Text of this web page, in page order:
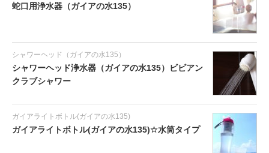
蛇口用浄水器（ガイアの水135）
シャワーヘッド（ガイアの水135）
シャワーヘッド浄水器（ガイアの水135）ビビアン
クラブシャワー
ガイアライトボトル(ガイアの水135)
ガイアライトボトル(ガイアの水135)☆水筒タイプ